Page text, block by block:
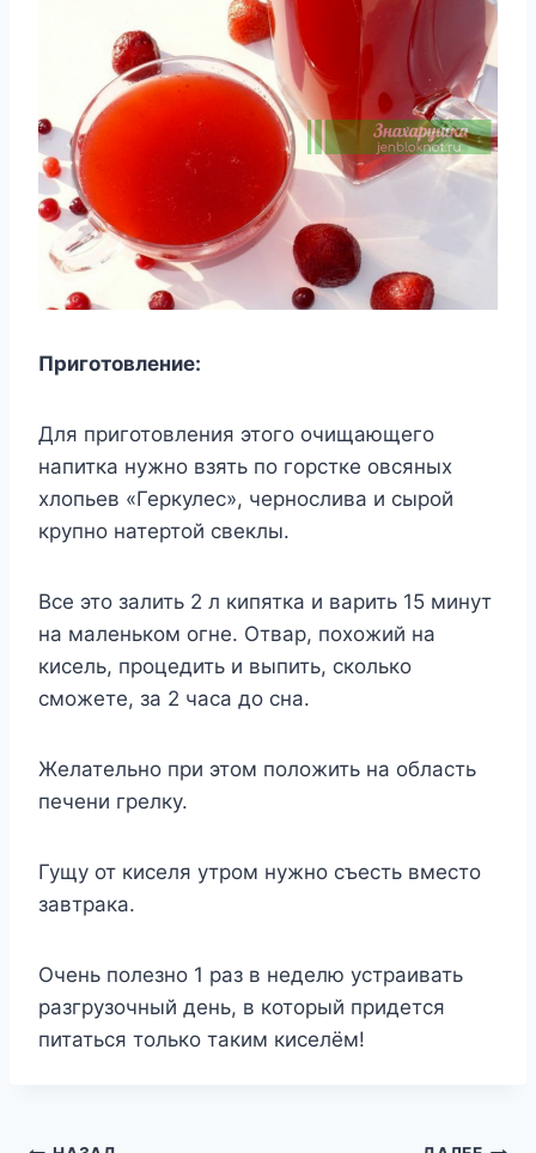
Приготовление:
Для приготовления этого очищающего
напитка нужно взять по горстке овсяных
хлопьев «Геркулес», чернослива и сырой
крупно натертой свеклы.
Все это залить 2 л кипятка и варить 15 минут
на маленьком огне. Отвар, похожий на
кисель, процедить и выпить, сколько
сможете, за 2 часа до сна.
Желательно при этом положить на область
печени грелку.
Гущу от киселя утром нужно съесть вместо
завтрака.
Очень полезно 1 раз в неделю устраивать
разгрузочный день, в который придется
питаться только таким киселём!